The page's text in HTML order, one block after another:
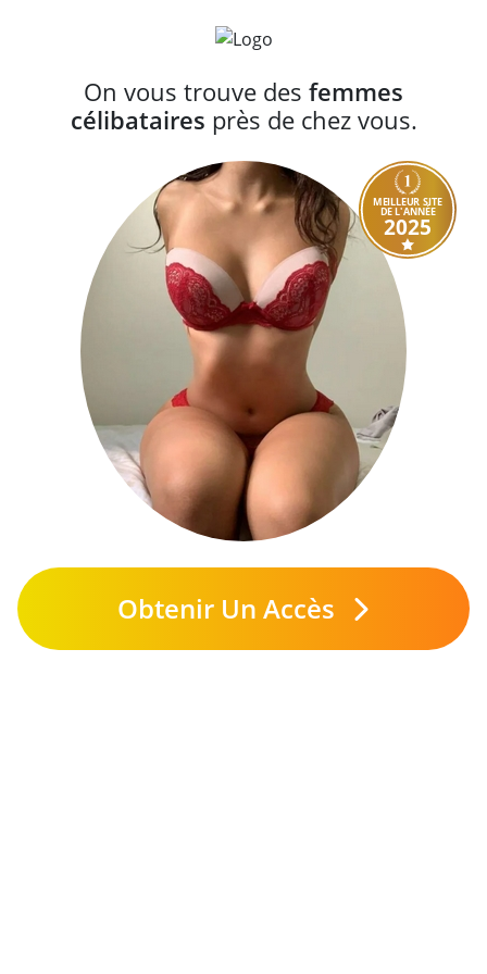
On vous trouve des femmes
célibataires près de chez vous.
MEILLEUR SITE
DE L'ANNÉE
2025
Obtenir Un Accès